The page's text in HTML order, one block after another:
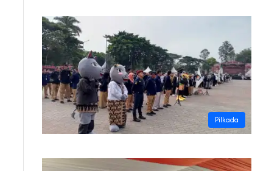
Pilkada